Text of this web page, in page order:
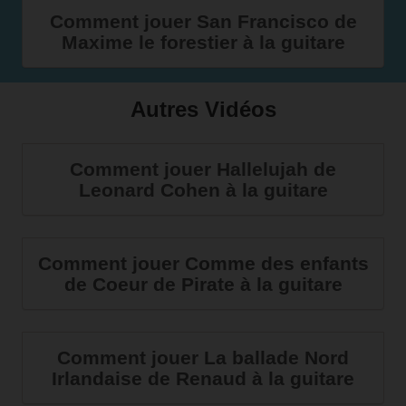
Comment jouer San Francisco de
Maxime le forestier à la guitare
Autres Vidéos
Comment jouer Hallelujah de
Leonard Cohen à la guitare
Comment jouer Comme des enfants
de Coeur de Pirate à la guitare
Comment jouer La ballade Nord
Irlandaise de Renaud à la guitare